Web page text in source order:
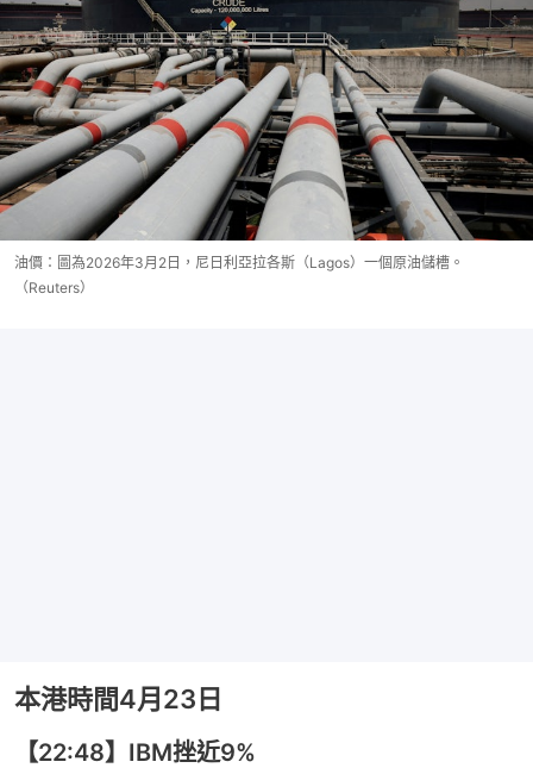
油價：圖為2026年3月2日，尼日利亞拉各斯（Lagos）一個原油儲槽。
（Reuters）
本港時間4月23日
【22:48】IBM挫近9%